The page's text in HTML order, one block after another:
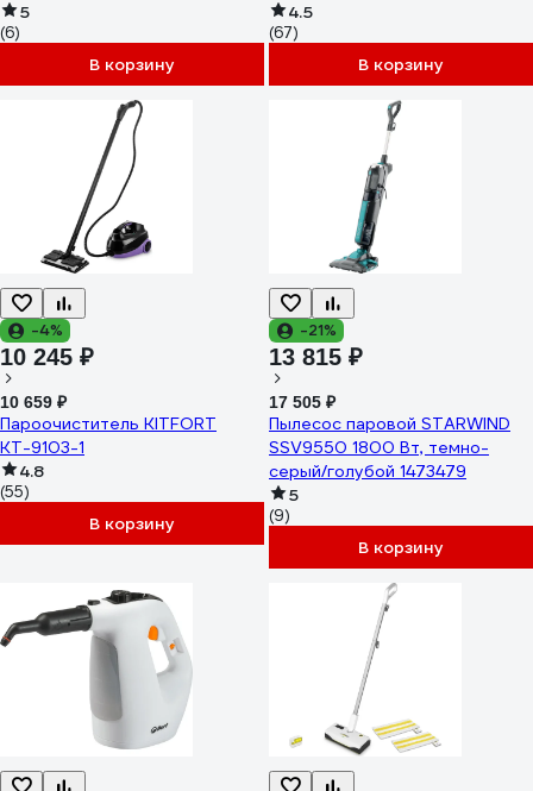
5
(6)
В корзину
4.5
(67)
В корзину
-4%
10 245 ₽
10 659 ₽
Пароочиститель KITFORT
КТ-9103-1
4.8
(55)
В корзину
-21%
13 815 ₽
17 505 ₽
Пылесос паровой STARWIND
SSV9550 1800 Вт, темно-
серый/голубой 1473479
5
(9)
В корзину